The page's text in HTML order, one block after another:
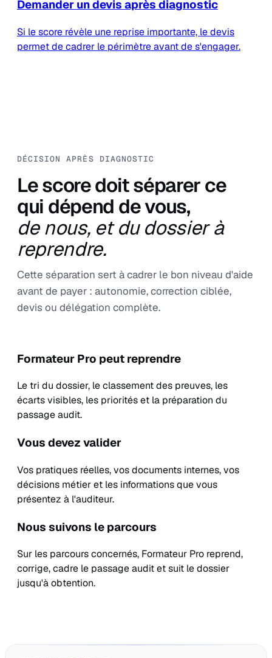
Demander un devis après diagnostic
Si le score révèle une reprise importante, le devis
permet de cadrer le périmètre avant de s'engager.
DÉCISION APRÈS DIAGNOSTIC
Le score doit séparer ce
qui dépend de vous,
de nous, et du dossier à
reprendre.
Cette séparation sert à cadrer le bon niveau d'aide
avant de payer : autonomie, correction ciblée,
devis ou délégation complète.
Formateur Pro peut reprendre
Le tri du dossier, le classement des preuves, les
écarts visibles, les priorités et la préparation du
passage audit.
Vous devez valider
Vos pratiques réelles, vos documents internes, vos
décisions métier et les informations que vous
présentez à l'auditeur.
Nous suivons le parcours
Sur les parcours concernés, Formateur Pro reprend,
corrige, cadre le passage audit et suit le dossier
jusqu'à obtention.